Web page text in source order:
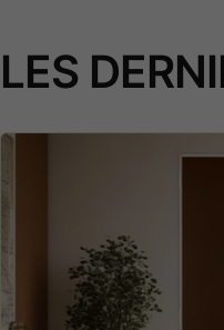
LES